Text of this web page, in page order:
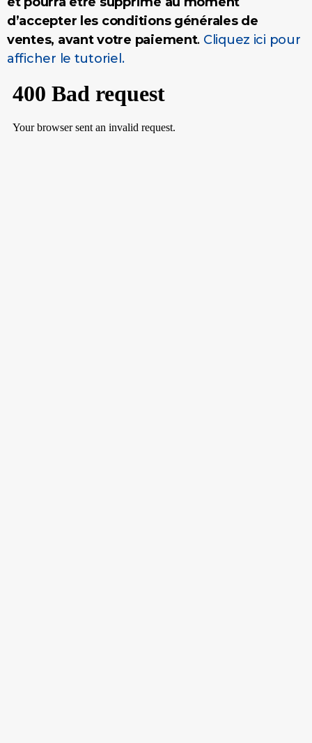
d’accepter les conditions générales de
ventes, avant votre paiement. Cliquez ici pour
afficher le tutoriel.